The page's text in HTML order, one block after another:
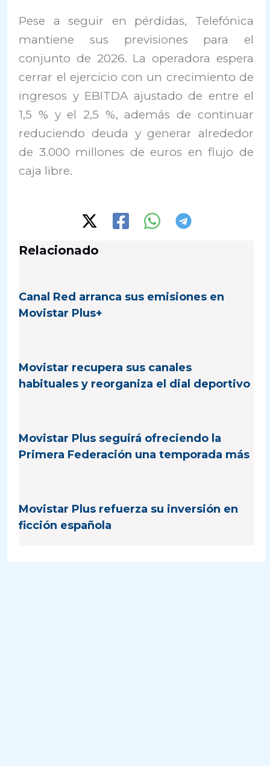
Pese a seguir en pérdidas, Telefónica
mantiene sus previsiones para el
conjunto de 2026. La operadora espera
cerrar el ejercicio con un crecimiento de
ingresos y EBITDA ajustado de entre el
1,5 % y el 2,5 %, además de continuar
reduciendo deuda y generar alrededor
de 3.000 millones de euros en flujo de
caja libre.
Relacionado
Canal Red arranca sus emisiones en
Movistar Plus+
Movistar recupera sus canales
habituales y reorganiza el dial deportivo
Movistar Plus seguirá ofreciendo la
Primera Federación una temporada más
Movistar Plus refuerza su inversión en
ficción española